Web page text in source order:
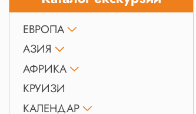
ЕВРОПА
АЗИЯ
АФРИКА
КРУИЗИ
КАЛЕНДАР